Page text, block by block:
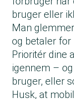
bruger eller
Man
og betaler for
Prioritér dine
igennem –
bruger, eller
Husk, at